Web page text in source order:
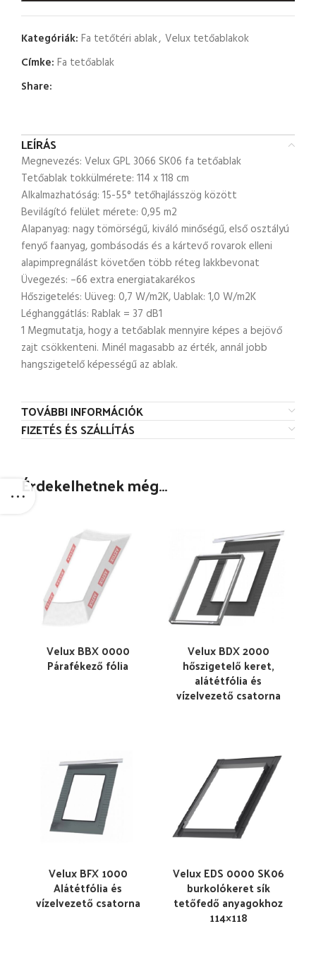
Kategóriák: Fa tetőtéri ablak, Velux tetőablakok
Címke: Fa tetőablak
Share:
LEÍRÁS
Megnevezés: Velux GPL 3066 SK06 fa tetőablak
Tetőablak tokkülmérete: 114 x 118 cm
Alkalmazhatóság: 15-55° tetőhajlásszög között
Bevilágító felület mérete: 0,95 m2
Alapanyag: nagy tömörségű, kiváló minőségű, első osztályú
fenyő faanyag, gombásodás és a kártevő rovarok elleni
alapimpregnálást követően több réteg lakkbevonat
Üvegezés: –66 extra energiatakarékos
Hőszigetelés: Uüveg: 0,7 W/m2K, Uablak: 1,0 W/m2K
Léghanggátlás: Rablak = 37 dB1
1 Megmutatja, hogy a tetőablak mennyire képes a bejövő
zajt csökkenteni. Minél magasabb az érték, annál jobb
hangszigetelő képességű az ablak.
TOVÁBBI INFORMÁCIÓK
FIZETÉS ÉS SZÁLLÍTÁS
Érdekelhetnek még…
Velux BBX 0000
Párafékező fólia
Velux BDX 2000
hőszigetelő keret,
alátétfólia és
vízelvezető csatorna
Velux BFX 1000
Alátétfólia és
vízelvezető csatorna
Velux EDS 0000 SK06
burkolókeret sík
tetőfedő anyagokhoz
114×118